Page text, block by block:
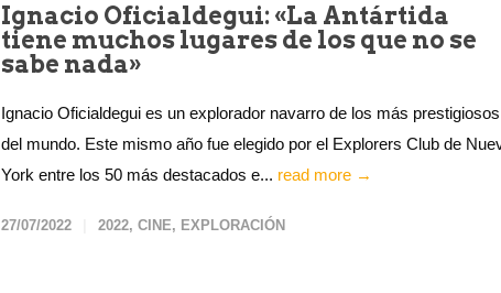
Ignacio Oficialdegui: «La Antártida
tiene muchos lugares de los que no se
sabe nada»
Ignacio Oficialdegui es un explorador navarro de los más prestigiosos
del mundo. Este mismo año fue elegido por el Explorers Club de
York entre los 50 más destacados e... read more →
27/07/2022 2022, CINE, EXPLORACIÓN